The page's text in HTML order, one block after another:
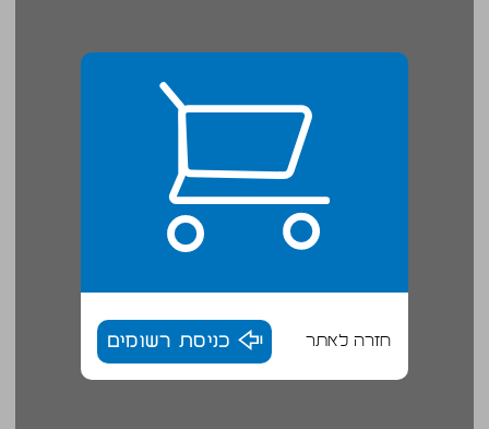
חזרה לאתר כניסת רשומים